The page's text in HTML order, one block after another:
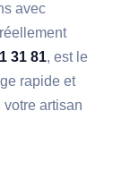
avec
31 81, est le
rapide et
artisan